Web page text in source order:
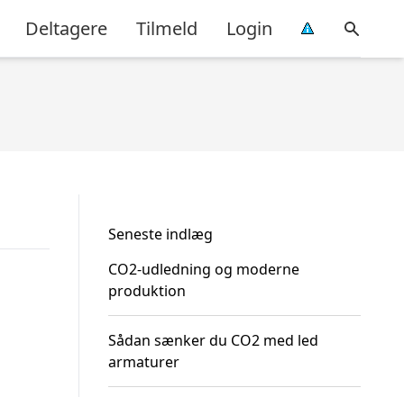
Deltagere Tilmeld Login
Seneste indlæg
CO2-udledning og moderne
produktion
Sådan sænker du CO2 med led
armaturer